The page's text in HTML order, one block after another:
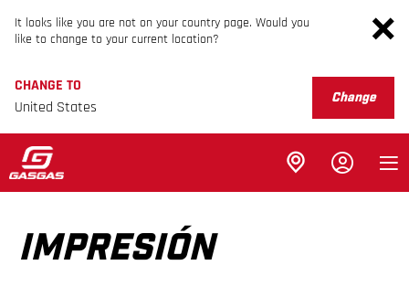
It looks like you are not on your country page. Would you
like to change to your current location?
CHANGE TO
United States
Change
IMPRESIÓN